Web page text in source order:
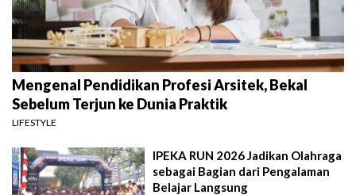
Mengenal Pendidikan Profesi Arsitek, Bekal
Sebelum Terjun ke Dunia Praktik
LIFESTYLE
IPEKA RUN 2026 Jadikan Olahraga
sebagai Bagian dari Pengalaman
Belajar Langsung